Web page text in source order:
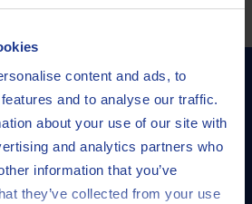
content and ads, to
and to analyse our traffic.
about your use of our site with
and analytics partners who
information that you’ve
they’ve collected from your use
productos .
con nosotros para
el potencial de Q8
Prestige V 5W-30
CON NOSOTROS